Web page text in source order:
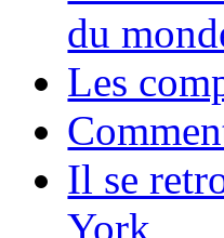
du
Les
Il se
York